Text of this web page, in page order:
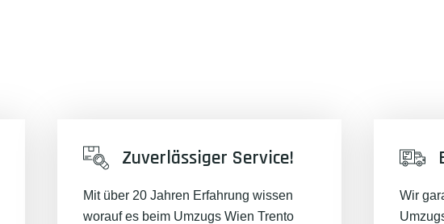
Zuverlässiger Service!
Mit über 20 Jahren Erfahrung wissen
worauf es beim Umzugs Wien Trento
Wir